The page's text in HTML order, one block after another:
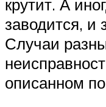
крутит. А
заводится, и
Случаи
описанном